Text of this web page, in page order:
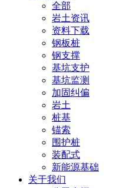
全部
岩土资讯
资料下载
钢板桩
钢支撑
基坑支护
基坑监测
加固纠偏
岩土
桩基
锚索
围护桩
装配式
新能源基础
关于我们